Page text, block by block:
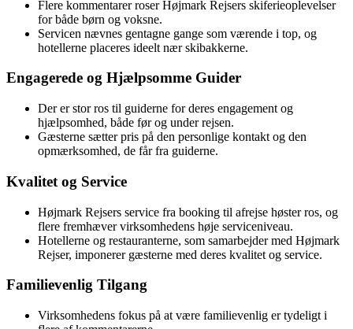
Flere kommentarer roser Højmark Rejsers skiferieoplevelser
for både børn og voksne.
Servicen nævnes gentagne gange som værende i top, og
hotellerne placeres ideelt nær skibakkerne.
Engagerede og Hjælpsomme Guider
Der er stor ros til guiderne for deres engagement og
hjælpsomhed, både før og under rejsen.
Gæsterne sætter pris på den personlige kontakt og den
opmærksomhed, de får fra guiderne.
Kvalitet og Service
Højmark Rejsers service fra booking til afrejse høster ros, og
flere fremhæver virksomhedens høje serviceniveau.
Hotellerne og restauranterne, som samarbejder med Højmark
Rejser, imponerer gæsterne med deres kvalitet og service.
Familievenlig Tilgang
Virksomhedens fokus på at være familievenlig er tydeligt i